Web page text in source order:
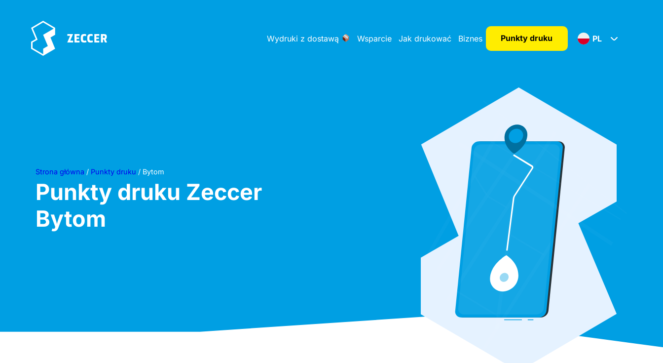
Wydruki z dostawą Wsparcie Jak drukować Biznes Punkty druku PL
Strona główna / Punkty druku / Bytom
Punkty druku Zeccer
Bytom